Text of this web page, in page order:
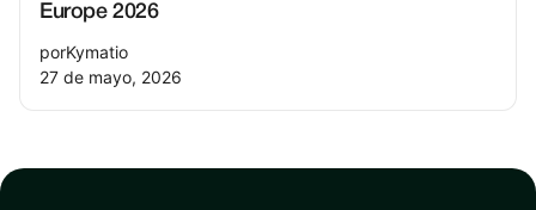
Europe 2026
porKymatio
27 de mayo, 2026